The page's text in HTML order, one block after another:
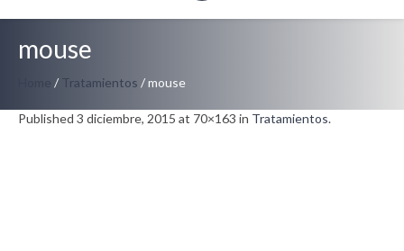
mouse
/ Tratamientos /mouse
Published 3 diciembre, 2015 at 70×163 in Tratamientos.